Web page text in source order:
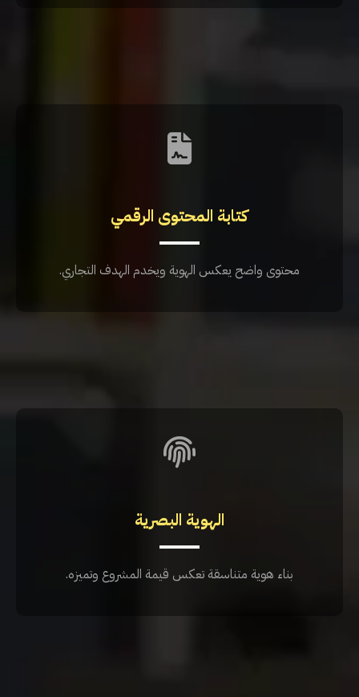
كتابة المحتوى الرقمي
محتوى واضح يعكس الهوية ويخدم الهدف التجاري.
الهوية البصرية
بناء هوية متناسقة تعكس قيمة المشروع وتميزه.